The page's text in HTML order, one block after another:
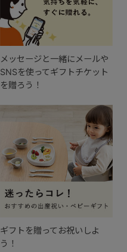
メッセージと一緒にメールや
SNSを使ってギフトチケット
を贈ろう！
ギフトを贈ってお祝いしよ
う！